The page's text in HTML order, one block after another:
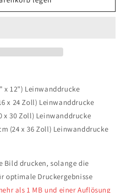
x 12") Leinwanddrucke
x 24 Zoll) Leinwanddrucke
x 30 Zoll) Leinwanddrucke
(24 x 36 Zoll) Leinwanddrucke
Bild drucken, solange die
optimale Druckergebnisse
als 1 MB und einer Auflösung